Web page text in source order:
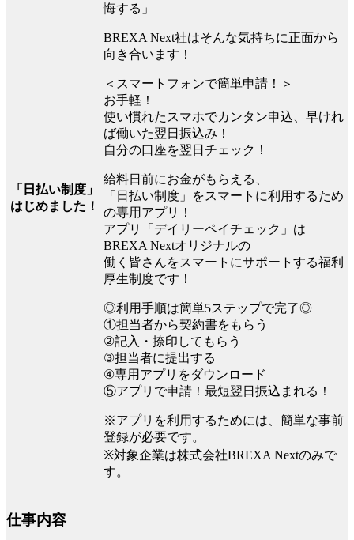
「日払い制度」
はじめました！
悔する」
BREXA Next社はそんな気持ちに正面から
向き合います！
＜スマートフォンで簡単申請！＞
お手軽！
使い慣れたスマホでカンタン申込、早けれ
ば働いた翌日振込み！
自分の口座を翌日チェック！
給料日前にお金がもらえる、
「日払い制度」をスマートに利用するため
の専用アプリ！
アプリ「デイリーペイチェック」は
BREXA Nextオリジナルの
働く皆さんをスマートにサポートする福利
厚生制度です！
◎利用手順は簡単5ステップで完了◎
①担当者から契約書をもらう
②記入・捺印してもらう
③担当者に提出する
④専用アプリをダウンロード
⑤アプリで申請！最短翌日振込まれる！
※アプリを利用するためには、簡単な事前
登録が必要です。
※対象企業は株式会社BREXA Nextのみで
す。
仕事内容